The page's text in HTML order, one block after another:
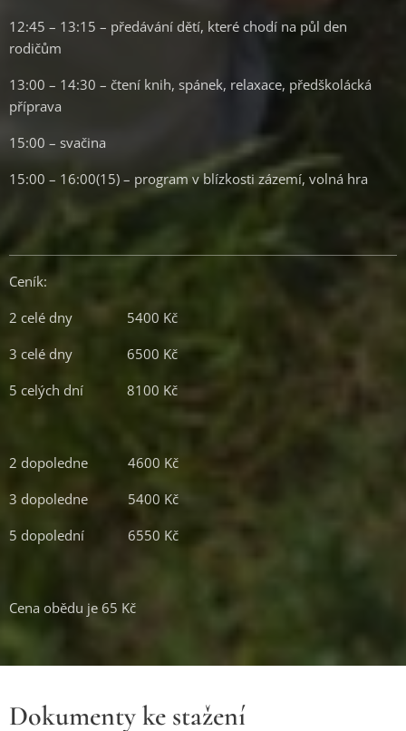
12:45 – 13:15 – předávání dětí, které chodí na půl den
rodičům
13:00 – 14:30 – čtení knih, spánek, relaxace, předškolácká
příprava
15:00 – svačina
15:00 – 16:00(15) – program v blízkosti zázemí, volná hra
Ceník:
2 celé dny 5400 Kč
3 celé dny 6500 Kč
5 celých dní 8100 Kč
2 dopoledne 4600 Kč
3 dopoledne 5400 Kč
5 dopolední 6550 Kč
Cena obědu je 65 Kč
Dokumenty ke stažení